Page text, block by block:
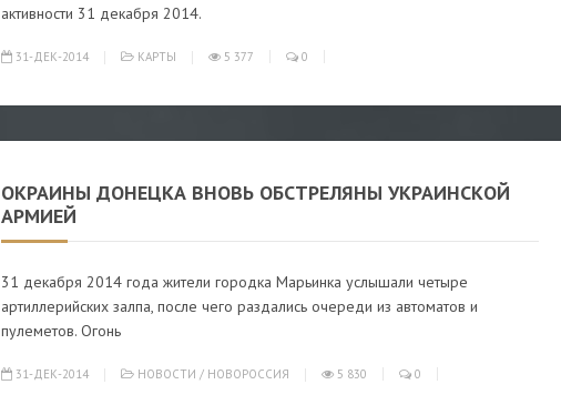
активности 31 декабря 2014.
31-ДЕК-2014 КАРТЫ 5 377 0
ОКРАИНЫ ДОНЕЦКА ВНОВЬ ОБСТРЕЛЯНЫ УКРАИНСКОЙ
АРМИЕЙ
31 декабря 2014 года жители городка Марьинка услышали четыре
артиллерийских залпа, после чего раздались очереди из автоматов и
пулеметов. Огонь
31-ДЕК-2014 НОВОСТИ / НОВОРОССИЯ 5 830 0